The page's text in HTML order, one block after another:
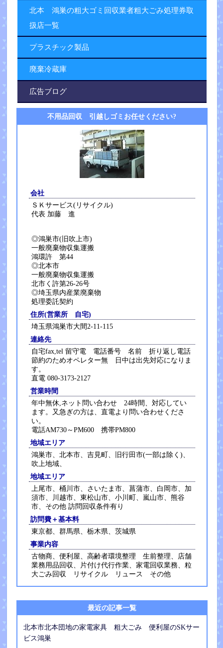
北本 鴻巣の粗大ゴミ回収業者粗大ごみ処理券取
扱店一覧
プラスチック製品
廃棄冷蔵庫
広告ブログ
不用品回収 引越しゴミお任せください?
会社
ＳＫサービス(リサイクル)
代表 加藤 進
◎鴻巣市(旧吹上市)
一般廃棄物収集運搬
鴻環許 第44
◎北本市
一般廃棄物収集運搬
北市く許第26-26号
◎埼玉県内産業廃棄物
処理委託契約
住所(営業所 自宅)
埼玉県鴻巣市大間2-11-115
連絡先
自宅fax,tel 留守電 電話番号 名前 折り返し電話
節約のためオペレター無 日中は出先対応になりま
す。
直電 080-3173-2127
営業時間
年中無休,ネット問い合わせ 24時間、対応してい
ます。又急ぎの方は、直電より問い合わせくださ
い。
電話AM730～PM600 携帯PM800
地域エリア
鴻巣市、北本市、吉見町、旧行田市(一部は除く)、
吹上地域、
地域エリア
上尾市、桶川市、さいたま市、菖蒲市、白岡市、加
須市、川越市、東松山市、小川町、嵐山市、熊谷
市、その他 訪問回収条件有り
訪問費＋基本料
東京都、群馬県、栃木県、茨城県
事業内容
古物商、便利屋、高齢者環境整理 生前整理、店舗
業務用品回収、片付け代行作業、家電回収業務、粒
大ごみ回収 リサイクル リュース その他
最近の記事一覧
北本市北本団地の家電家具 粗大ごみ 便利屋のSKサー
ビス鴻巣